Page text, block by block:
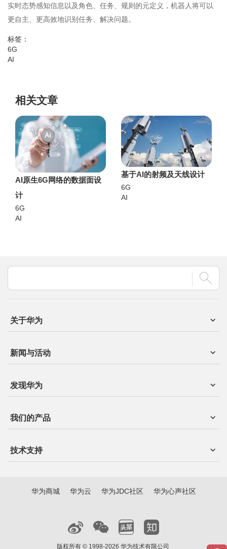
实时态势感知信息以及角色、任务、规则的元定义，机器人将可以
更自主、更高效地识别任务、解决问题。
标签：
6G
AI
相关文章
AI原生6G网络的数据面设
计
6G
AI
基于AI的射频及天线设计
6G
AI
关于华为
新闻与活动
发现华为
我们的产品
技术支持
华为商城 华为云 华为JDC社区 华为心声社区
版权所有 © 1998-2026 华为技术有限公司